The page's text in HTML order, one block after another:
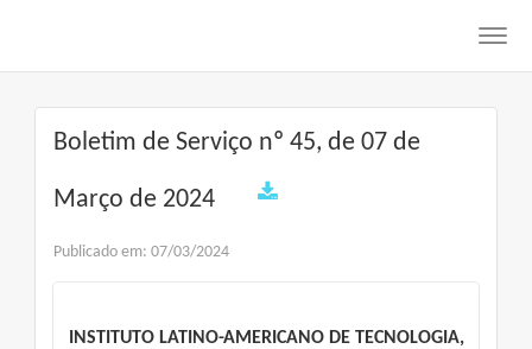
Boletim de Serviço nº 45, de 07 de
Março de 2024
Publicado em: 07/03/2024
INSTITUTO LATINO-AMERICANO DE TECNOLOGIA,